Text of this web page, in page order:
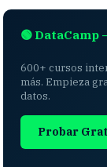
🟢 DataCamp
600+ cursos
más. Empieza
datos.
Probar